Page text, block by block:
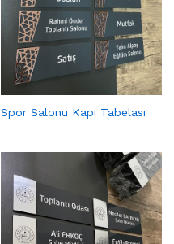
Spor Salonu Kapı Tabelası